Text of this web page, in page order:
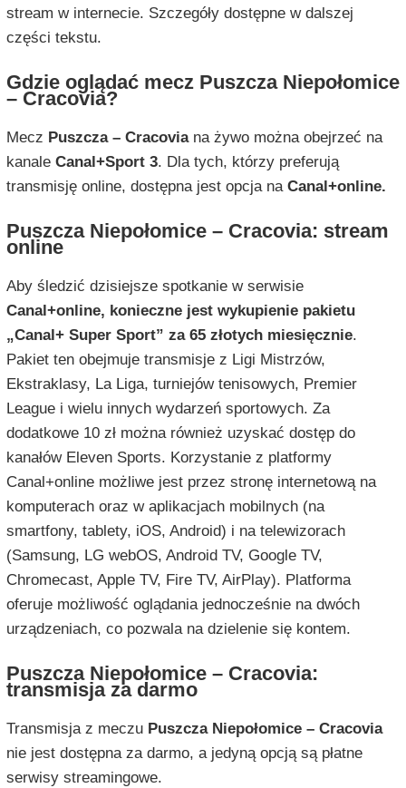
stream w internecie. Szczegóły dostępne w dalszej
części tekstu.
Gdzie oglądać mecz Puszcza Niepołomice
– Cracovia?
Mecz Puszcza – Cracoviana żywo można obejrzeć na
kanale Canal+Sport 3. Dla tych, którzy preferują
transmisję online, dostępna jest opcja na Canal+online.
Puszcza Niepołomice – Cracovia: stream
online
Aby śledzić dzisiejsze spotkanie w serwisie
Canal+online, konieczne jest wykupienie pakietu
„Canal+ Super Sport” za 65 złotych miesięcznie.
Pakiet ten obejmuje transmisje z Ligi Mistrzów,
Ekstraklasy, La Liga, turniejów tenisowych, Premier
League i wielu innych wydarzeń sportowych. Za
dodatkowe 10 zł można również uzyskać dostęp do
kanałów Eleven Sports. Korzystanie z platformy
Canal+online możliwe jest przez stronę internetową na
komputerach oraz w aplikacjach mobilnych (na
smartfony, tablety, iOS, Android) i na telewizorach
(Samsung, LG webOS, Android TV, Google TV,
Chromecast, Apple TV, Fire TV, AirPlay). Platforma
oferuje możliwość oglądania jednocześnie na dwóch
urządzeniach, co pozwala na dzielenie się kontem.
Puszcza Niepołomice – Cracovia:
transmisja za darmo
Transmisja z meczu Puszcza Niepołomice – Cracovia
nie jest dostępna za darmo, a jedyną opcją są płatne
serwisy streamingowe.